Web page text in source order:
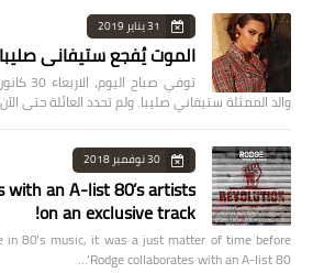
31 يناير 2019
الموت يُفجع ستيفاني صليبا
توفي
والد الممثلة ستيفاني صليبا. ولم تحدد العائلة حتى
30 نوفمبر 2018
with an A-list 80’s artists
on an exclusive track!
in 80’s music, it was a just matter of time before
Rodge collaborates with an A-list 80’…